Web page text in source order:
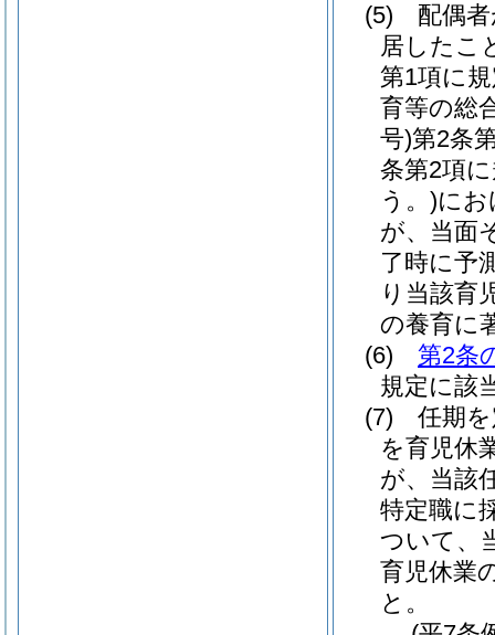
(5)
配偶
居したこ
第1項に
育等の総
号)第2条
条第2項
う。)に
が、当面
了時に予
り当該育
の養育に
(6)
第2条
規定に該
(7)
任期
を育児休
が、当該
特定職に
ついて、
育児休業
と。